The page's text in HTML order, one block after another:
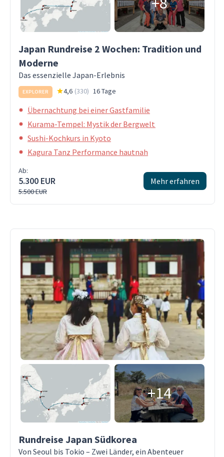
Japan Rundreise 2 Wochen: Tradition und
Moderne
Das essenzielle Japan-Erlebnis
EXPLORER 4,6 (330) 16 Tage
Übernachtung bei einer Gastfamilie
Kurama-Tempel: Mystik der Bergwelt
Sushi-Kochkurs in Kyoto
Kagura Tanz Performance hautnah
Ab:
5.300 EUR
5.500 EUR
Mehr erfahren
+14
Rundreise Japan Südkorea
Von Seoul bis Tokio – Zwei Länder, ein Abenteuer